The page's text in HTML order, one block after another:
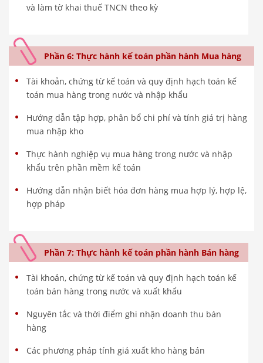
và làm tờ khai thuế TNCN theo kỳ
Phần 6: Thực hành kế toán phần hành Mua hàng
Tài khoản, chứng từ kế toán và quy định hạch toán kế
toán mua hàng trong nước và nhập khẩu
Hướng dẫn tập hợp, phân bổ chi phí và tính giá trị hàng
mua nhập kho
Thực hành nghiệp vụ mua hàng trong nước và nhập
khẩu trên phần mềm kế toán
Hướng dẫn nhận biết hóa đơn hàng mua hợp lý, hợp lệ,
hợp pháp
Phần 7: Thực hành kế toán phần hành Bán hàng
Tài khoản, chứng từ kế toán và quy định hạch toán kế
toán bán hàng trong nước và xuất khẩu
Nguyên tắc và thời điểm ghi nhận doanh thu bán
hàng
Các phương pháp tính giá xuất kho hàng bán